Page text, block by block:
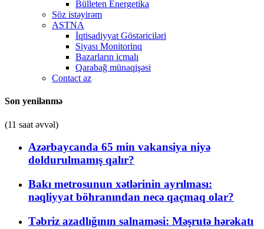
Bülleten Energetika
Söz istəyirəm
ASTNA
İqtisadiyyat Göstəriciləri
Siyası Monitorinq
Bazarların icmalı
Qarabağ münaqişəsi
Contact az
Son yenilənmə
(11 saat əvvəl)
Azərbaycanda 65 min vakansiya niyə
doldurulmamış qalır?
Bakı metrosunun xətlərinin ayrılması:
nəqliyyat böhranından necə qaçmaq olar?
Təbriz azadlığının salnaməsi: Məşrutə hərəkatı